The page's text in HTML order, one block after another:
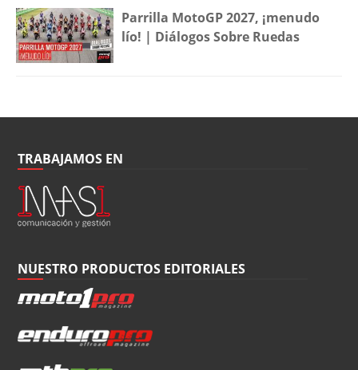
Parrilla MotoGP 2027, ¡menudo
lío! | Diálogos Sobre Ruedas
TRABAJAMOS EN
NUESTRO PRODUCTOS EDITORIALES